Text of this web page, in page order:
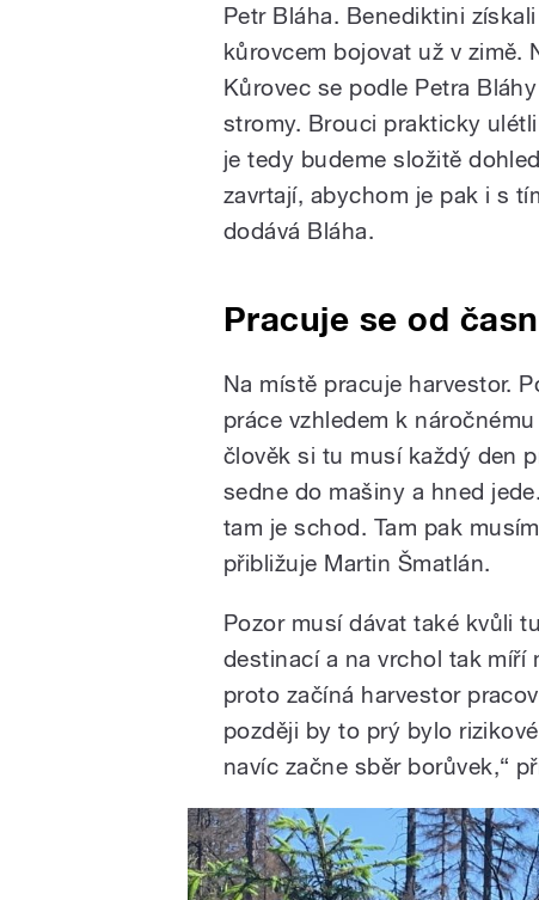
Petr Bláha. Benediktini
kůrovcem bojovat už v zimě.
Kůrovec se podle Petra
stromy. Brouci prakticky
je tedy budeme složitě
zavrtají, abychom je pak i s
dodává Bláha.
Pracuje se od
Na místě pracuje harvestor.
práce vzhledem k
člověk si tu musí každý den
sedne do mašiny a hned
tam je schod. Tam pak
přibližuje Martin Šmatlán.
Pozor musí dávat také kvůli
destinací a na vrchol tak míří
proto začíná harvestor
později by to prý bylo
navíc začne sběr borůvek,“